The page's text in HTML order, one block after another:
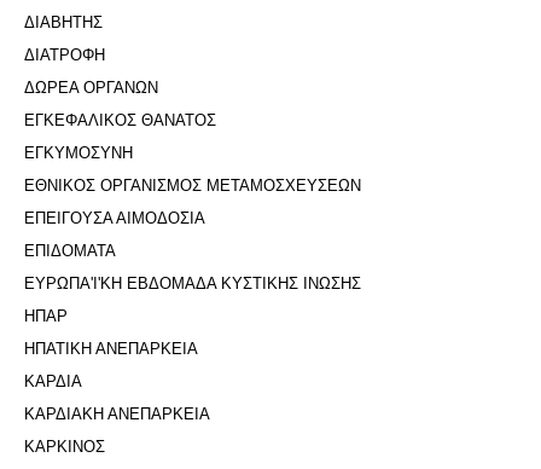
ΔΙΑΒΗΤΗΣ
ΔΙΑΤΡΟΦΗ
ΔΩΡΕΑ ΟΡΓΑΝΩΝ
ΕΓΚΕΦΑΛΙΚΟΣ ΘΑΝΑΤΟΣ
ΕΓΚΥΜΟΣΥΝΗ
ΕΘΝΙΚΟΣ ΟΡΓΑΝΙΣΜΟΣ ΜΕΤΑΜΟΣΧΕΥΣΕΩΝ
ΕΠΕΙΓΟΥΣΑ ΑΙΜΟΔΟΣΙΑ
ΕΠΙΔΟΜΑΤΑ
ΕΥΡΩΠΑ'Ι'ΚΗ ΕΒΔΟΜΑΔΑ ΚΥΣΤΙΚΗΣ ΙΝΩΣΗΣ
ΗΠΑΡ
ΗΠΑΤΙΚΗ ΑΝΕΠΑΡΚΕΙΑ
ΚΑΡΔΙΑ
ΚΑΡΔΙΑΚΗ ΑΝΕΠΑΡΚΕΙΑ
ΚΑΡΚΙΝΟΣ